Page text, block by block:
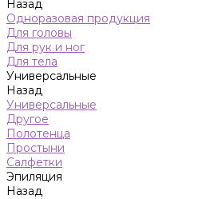
Назад
Одноразовая продукция
Для головы
Для рук и ног
Для тела
Универсальные
Назад
Универсальные
Другое
Полотенца
Простыни
Салфетки
Эпиляция
Назад